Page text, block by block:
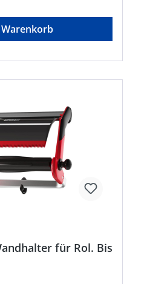
für Rol. Bis